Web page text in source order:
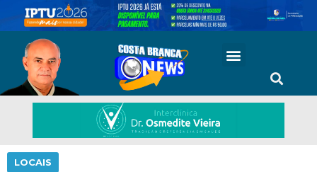
LOCAIS